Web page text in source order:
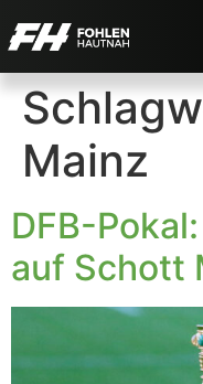
Mainz
DFB-
auf Schott